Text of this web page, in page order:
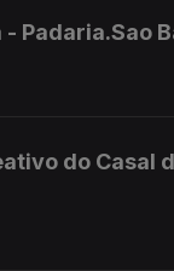
Padaria.Sao
do Casal